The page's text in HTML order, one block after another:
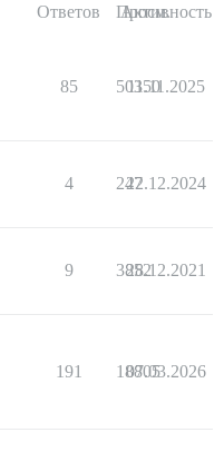
Ответов Просм.
Активность
85 50350
11.11.2025
4 247
22.12.2024
9 3852
28.12.2021
191 18805
07.03.2026